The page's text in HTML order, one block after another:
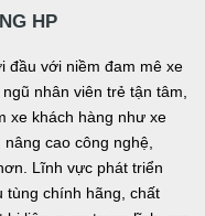
HP
đầu với niềm đam mê xe
nhân viên trẻ tận tâm,
xe khách hàng như xe
cao công nghệ,
Lĩnh vực phát triển
tùng chính hãng, chất